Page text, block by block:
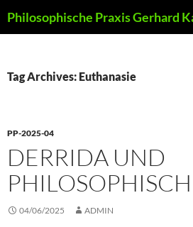
to
Tag Archives: Euthanasie
PP-2025-04
DERRIDA UND
04/06/2025 ADMIN